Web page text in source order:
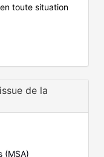
toute situation
de la
(MSA)